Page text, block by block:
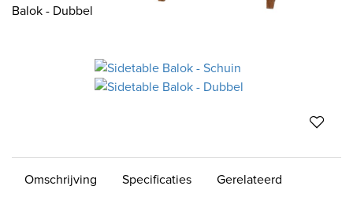
Omschrijving Specificaties Gerelateerd